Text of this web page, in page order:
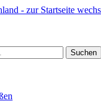
Suchen